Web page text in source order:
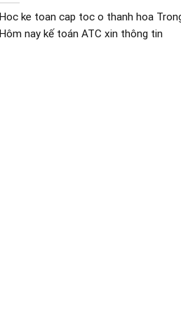
Hoc ke toan cap toc o thanh hoa
Hôm nay kế toán ATC xin thông tin